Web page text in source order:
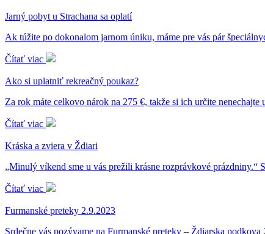
Jarný pobyt u Strachana sa oplatí
Ak túžite po dokonalom jarnom úniku, máme pre vás pár
Čítať viac
Ako si uplatniť rekreačný poukaz?
Za rok máte celkovo nárok na 275 €, takže si ich určite
Čítať viac
Kráska a zviera v Ždiari
„Minulý víkend sme u vás prežili krásne rozprávkové
Čítať viac
Furmanské preteky 2.9.2023
Srdečne vás pozývame na Furmanské preteky – Ždiarska